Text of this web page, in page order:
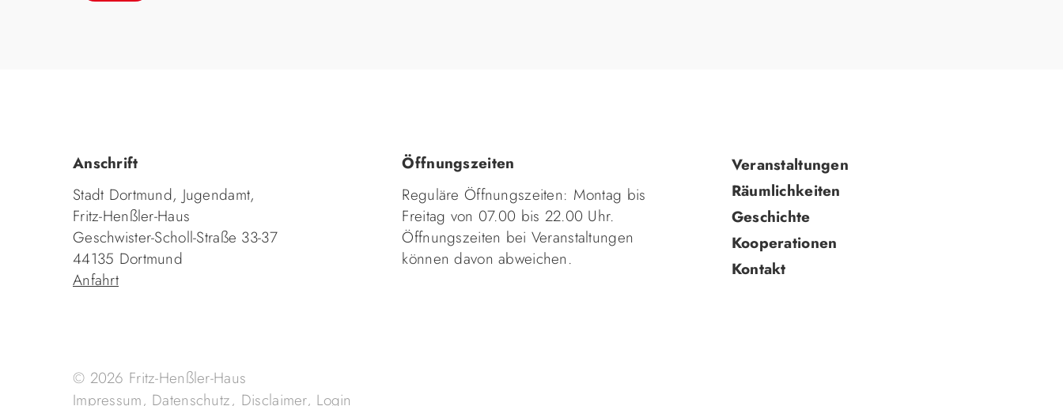
Anschrift
Stadt Dortmund, Jugendamt,
Fritz-Henßler-Haus
Geschwister-Scholl-Straße 33-37
44135 Dortmund
Anfahrt
Öffnungszeiten
Reguläre Öffnungszeiten: Montag bis
Freitag von 07.00 bis 22.00 Uhr.
Öffnungszeiten bei Veranstaltungen
können davon abweichen.
Navigation
überspringen
Veranstaltungen
Räumlichkeiten
Geschichte
Kooperationen
Kontakt
© 2026 Fritz-Henßler-Haus
Impressum, Datenschutz, Disclaimer, Login